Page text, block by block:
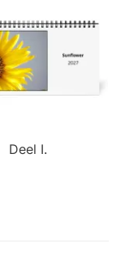
Deel I.